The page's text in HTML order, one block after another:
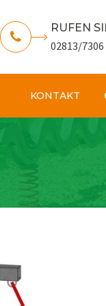
RUFEN
02813/7306
KONTAKT